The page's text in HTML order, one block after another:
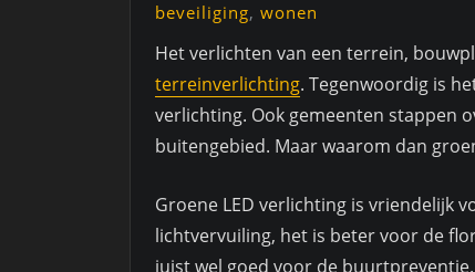
beveiliging, wonen
Het verlichten van een terrein,
terreinverlichting. Tegenwoordig is
verlichting. Ook gemeenten stappen
buitengebied. Maar waarom dan
Groene LED verlichting is vriendelijk
lichtvervuiling, het is beter voor de
juist wel goed voor de